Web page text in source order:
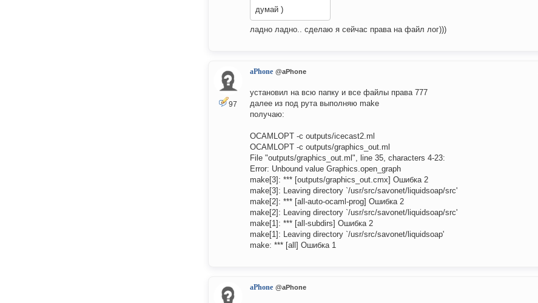
думай )
ладно ладно.. сделаю я сейчас права на файл лог)))
97
aPhone @aPhone
установил на всю папку и все файлы права 777
далее из под рута выполняю make
получаю:
OCAMLOPT -c outputs/icecast2.ml
OCAMLOPT -c outputs/graphics_out.ml
File "outputs/graphics_out.ml", line 35, characters 4-23:
Error: Unbound value Graphics.open_graph
make[3]: *** [outputs/graphics_out.cmx] Ошибка 2
make[3]: Leaving directory `/usr/src/savonet/liquidsoap/src'
make[2]: *** [all-auto-ocaml-prog] Ошибка 2
make[2]: Leaving directory `/usr/src/savonet/liquidsoap/src'
make[1]: *** [all-subdirs] Ошибка 2
make[1]: Leaving directory `/usr/src/savonet/liquidsoap'
make: *** [all] Ошибка 1
aPhone @aPhone